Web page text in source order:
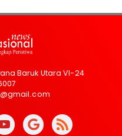
Baruk Utara VI-24